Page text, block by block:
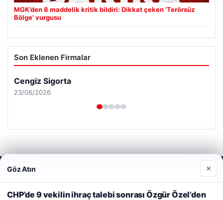
MGK’den 8 maddelik kritik bildiri: Dikkat çeken ‘Terörsüz
Bölge’ vurgusu
Son Eklenen Firmalar
Cengiz Sigorta
23/06/2026
© 2026 Analiz Gazete – Güncel Haberler
Web sitemizi nasıl kullandığınızı daha iyi anlayabilmek,
deneyiminizi kişiselleştirmek ve geliştirmek amacıyla çerezler
kullanıyoruz.
Çerez Politikamız
Göz Atın ×
CHP’de 9 vekilin ihraç talebi sonrası Özgür Özel’den
Tercüme Bürosu| Malta Dil Okulu
lemagrup.com.tr